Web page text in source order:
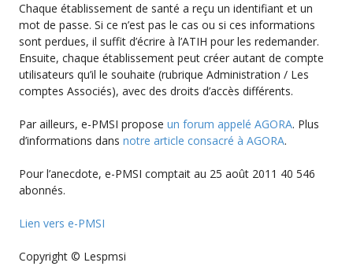
Chaque établissement de santé a reçu un identifiant et un
mot de passe. Si ce n’est pas le cas ou si ces informations
sont perdues, il suffit d’écrire à l’ATIH pour les redemander.
Ensuite, chaque établissement peut créer autant de compte
utilisateurs qu’il le souhaite (rubrique Administration / Les
comptes Associés), avec des droits d’accès différents.
Par ailleurs, e-PMSI propose un forum appelé AGORA. Plus
d’informations dans notre article consacré à AGORA.
Pour l’anecdote, e-PMSI comptait au 25 août 2011 40 546
abonnés.
Lien vers e-PMSI
Copyright © Lespmsi